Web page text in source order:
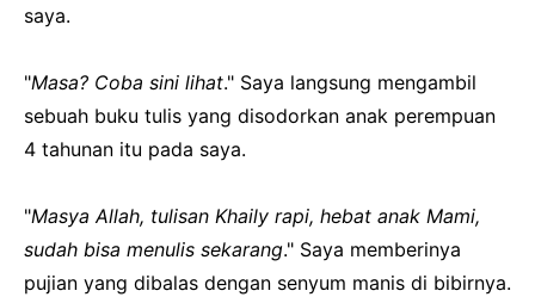
saya.
"Masa? Coba sini lihat." Saya langsung mengambil
sebuah buku tulis yang disodorkan anak perempuan
4 tahunan itu pada saya.
"Masya Allah, tulisan Khaily rapi, hebat anak Mami,
sudah bisa menulis sekarang." Saya memberinya
pujian yang dibalas dengan senyum manis di bibirnya.